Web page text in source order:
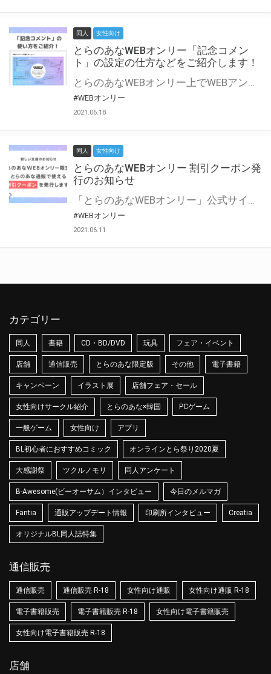
同人 女性向け
とらのあなWEBオンリー「記念コメン
ト」の設定の仕方などをご紹介します！
とらのあなWEBオンリー上でWEBアンソロジーが作成できる「記念コメント」について、その使い方や作成手順を解説します！ 支援タイプを「サークル参加型」「サークル参加型・マルシェ(イベント会場)機能付き」でお申し込みいただいている主催者様はぜひご活用ください♪ とらのあなWEBオンリーサイトはこちら
#WEBオンリー
2021.06.18
同人 女性向け
とらのあなWEBオンリー 割引クーポン発
行のお知らせ
「とらのあなWEBオンリー」公式サイトでとらのあな通販の「割引クーポン」を配布中！ イベントごとに開催当日限定で使える割引クーポンのシリアルコードを発行します。 とらのあなWEBオンリーのページをチェックして、イベント当日にお得にお買い物を楽しみましょう♪ ※本キャンペーンは予告なく終了する場合がございます。 とらのあなWEBオンリーサイトはこちら
#WEBオンリー
2021.06.11
カテゴリー
同人 書籍 CD・BD/DVD 玩具 フェア・イベント
店舗 通信販売 とらのあな限定版 その他 電子書籍
キャンペーン イラスト展 店舗フェア・セール
女性向けサークル紹介 とらのあな×韓国 PCゲーム
一般ゲーム 女性向け アプリ
BL初心者におすすめコミック オンラインとら祭り2020夏
大感謝祭 ツクルノモリ 同人アンケート
B-Awesome(ビーオーサム）インタビュー 今日のメルマガ
Fantia 通販アップデート情報 印刷所インタビュー Creatia
オリジナルBL同人誌特集
通信販売
通信販売 通信販売 R-18 女性向け通販 女性向け通販 R-18
電子書籍販売 電子書籍販売 R-18 女性向け電子書籍販売
女性向け電子書籍販売 R-18
店舗